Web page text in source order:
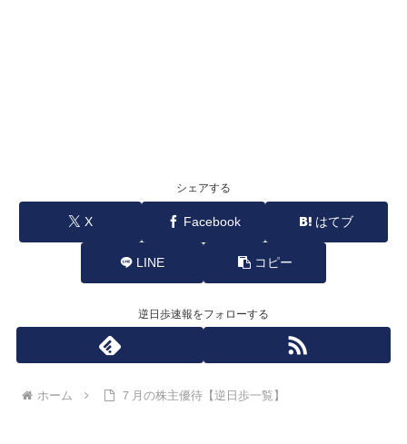
シェアする
X Facebook はてブ
LINE コピー
逆日歩速報をフォローする
ホーム ７月の株主優待【逆日歩一覧】